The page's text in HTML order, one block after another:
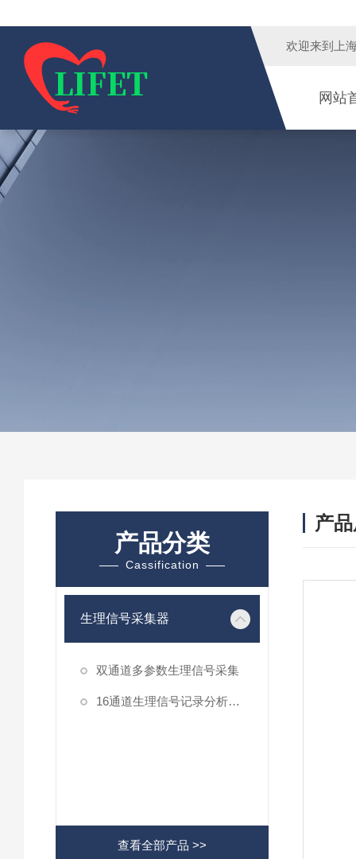
欢迎来到 上
网站
产品分类
Cassification
生理信号采集器
双通道多参数生理信号采集
16通道生理信号记录分析系统
查看全部产品 >>
产